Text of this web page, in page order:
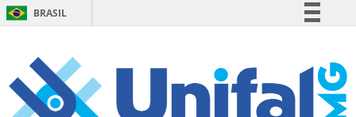
BRASIL
Participe
Acesso à informação